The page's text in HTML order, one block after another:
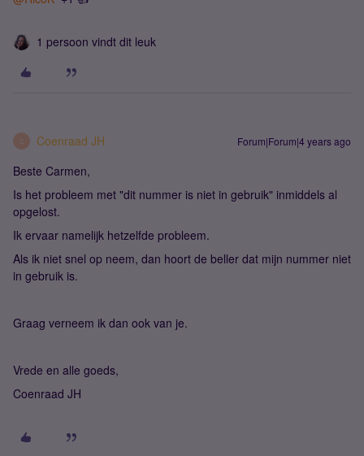
1 persoon vindt dit leuk
Coenraad JH Forum|Forum|4 years ago
Beste Carmen,
Is het probleem met "dit nummer is niet in gebruik" inmiddels al
opgelost.
Ik ervaar namelijk hetzelfde probleem.
Als ik niet snel op neem, dan hoort de beller dat mijn nummer niet
in gebruik is.
Graag verneem ik dan ook van je.
Vrede en alle goeds,
Coenraad JH